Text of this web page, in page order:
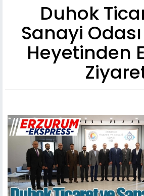
Duhok
Sanayi
Heyetinden